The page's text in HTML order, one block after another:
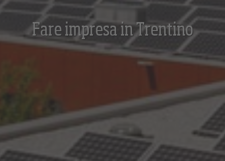
Fare impresa in Trentino